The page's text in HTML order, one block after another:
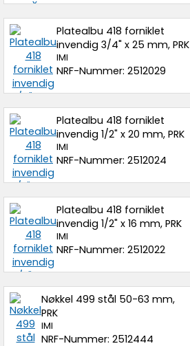
Platealbu 418 forniklet
invendig 3/4" x 25 mm, PRK
IMI
NRF-Nummer: 2512029
Platealbu 418 forniklet
invendig 1/2" x 20 mm, PRK
IMI
NRF-Nummer: 2512024
Platealbu 418 forniklet
invendig 1/2" x 16 mm, PRK
IMI
NRF-Nummer: 2512022
Nøkkel 499 stål 50-63 mm,
PRK
IMI
NRF-Nummer: 2512444